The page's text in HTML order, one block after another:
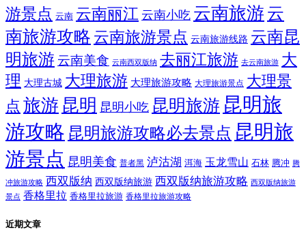
游景点 云南 云南丽江 云南小吃 云南旅游 云
南旅游攻略 云南旅游景点 云南旅游线路 云南昆
明旅游 云南美食 云南西双版纳 去丽江旅游 去云南旅游 大
理 大理古城 大理旅游 大理旅游攻略 大理旅游景点 大理景
点 旅游 昆明 昆明小吃 昆明旅游 昆明旅
游攻略 昆明旅游攻略必去景点 昆明旅
游景点 昆明美食 普者黑 泸沽湖 洱海 玉龙雪山 石林 腾冲 腾
冲旅游攻略 西双版纳 西双版纳旅游 西双版纳旅游攻略 西双版纳旅游
景点 香格里拉 香格里拉旅游 香格里拉旅游攻略
近期文章